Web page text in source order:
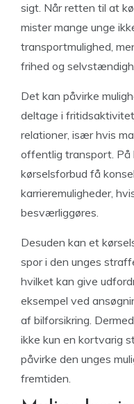
sigt. Når retten til at
mister mange unge
transportmulighed,
frihed og
Det kan påvirke
deltage i
relationer, især hvis
offentlig transport.
kørselsforbud få
karrieremuligheder,
besværliggøres.
Desuden kan et
spor i den unges
hvilket kan give
eksempel ved
af bilforsikring.
ikke kun en kortvarig
påvirke den unges
fremtiden.